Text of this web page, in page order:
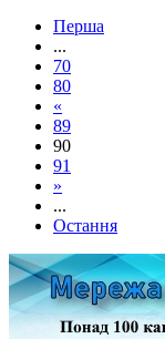
Перша
...
70
80
«
89
90
91
»
...
Остання